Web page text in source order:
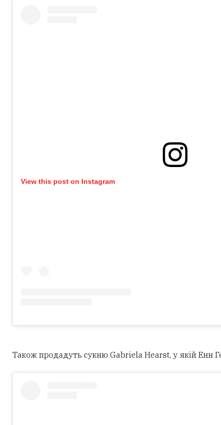
View this post on Instagram
Також продадуть сукню Gabriela Hearst, у якій Енн